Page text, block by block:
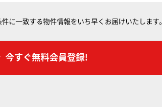
に一致する物件情報をいち早くお届けいたします。
今すぐ無料会員登録!